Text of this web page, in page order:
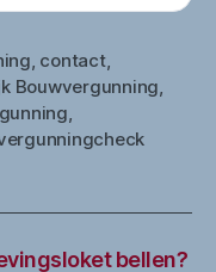
contact,
Bouwvergunning
bellen?